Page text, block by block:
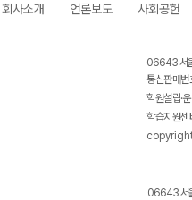
회사소개 언론보도 사회공헌
06643 서
통신판매
학원설립·
학습지원
06643 서